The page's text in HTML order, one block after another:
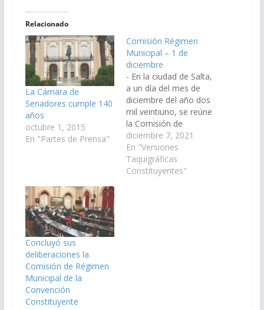
Relacionado
La Cámara de
Senadores cumple 140
años
octubre 1, 2015
En "Partes de Prensa"
Comisión Régimen
Municipal – 1 de
diciembre
- En la ciudad de Salta,
a un día del mes de
diciembre del año dos
mil veintiuno, se reúne
la Comisión de
Régimen Municipal,
siendo horas 12 y 11:
Sr. Presidente
(Moisés).- Buenos
diciembre 7, 2021
En "Versiones
Taquigráficas
Constituyentes"
Concluyó sus
deliberaciones la
Comisión de Régimen
Municipal de la
Convención
Constituyente